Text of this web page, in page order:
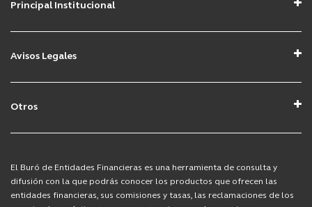
Principal Institucional
Avisos Legales
Avisos Seguros
Otros
El Buró de Entidades Financieras es una herramienta de consulta y
difusión con la que podrás conocer los productos que ofrecen las
entidades financieras, sus comisiones y tasas, las reclamaciones de los